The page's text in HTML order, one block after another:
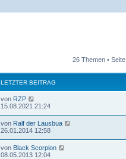
26 Themen • Seite
LETZTER BEITRAG
von RZP
15.08.2021 21:24
von Ralf der Lausbua
26.01.2014 12:58
von Black Scorpion
08.05.2013 12:04